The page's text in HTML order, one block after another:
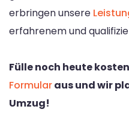
erbringen unsere
erfahrenem und
Fülle noch heute
Formularaus und wir
Umzug!